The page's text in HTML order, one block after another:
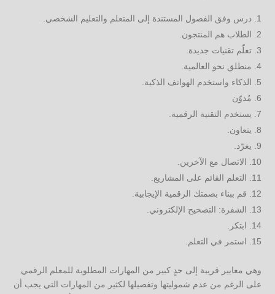
درس وفق الفصول المستندة إلى المتعلم والتعليم الشخصي.
الطلاب هم المنتجون.
تعلّم تقنيات جديدة.
منطلق نحو العالمية.
الذكاء واستخدم الهواتف الذكية.
مُدوّن
يستخدم التقنية الرقمية.
يتعاون.
يغرّد.
الاتصال مع الآخرين.
التعلم القائم على المشاريع.
قم ببناء بصمتك الرقمية الإيجابية.
الشفرة: التصحيح الإلكتروني.
ابتكر.
استمر في التعلم.
وهي معايير قريبة إلى حدٍ كبير من المهارات المطلوبة للمعلم الرقمي
على الرغم من عدم شموليتها وتفصيلها لكثير من المهارات التي يجب أن